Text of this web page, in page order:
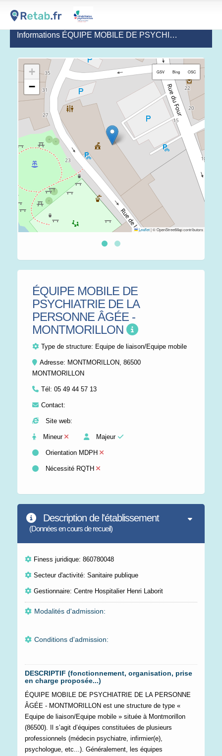
Informations ÉQUIPE MOBILE DE PSYCHIATRIE DE LA PERSONNE ÂGÉE - MONTMORILLON
+
−
GSV Bing OSC
Leaflet|© OpenStreetMap contributors
ÉQUIPE MOBILE DE
PSYCHIATRIE DE LA
PERSONNE ÂGÉE -
MONTMORILLON
Type de structure: Equipe de liaison/Equipe mobile
Adresse: MONTMORILLON, 86500
MONTMORILLON
Tél: 05 49 44 57 13
Contact:
Site web:
Mineur Majeur
Orientation MDPH
Nécessité RQTH
Description de l'établissement
(Données en cours de recueil)
Finess juridique: 860780048
Secteur d'activité: Sanitaire publique
Gestionnaire: Centre Hospitalier Henri Laborit
Modalités d'admission:
Conditions d'admission:
DESCRIPTIF (fonctionnement, organisation, prise
en charge proposée...)
ÉQUIPE MOBILE DE PSYCHIATRIE DE LA PERSONNE
ÂGÉE - MONTMORILLON est une structure de type «
Equipe de liaison/Equipe mobile » située à Montmorillon
(86500). Il s’agit d’équipes constituées de plusieurs
professionnels (médecin psychiatre, infirmier(e),
psychologue, etc...). Généralement, les équipes